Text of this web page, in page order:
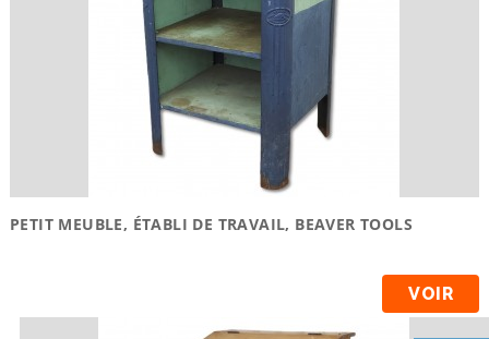
PETIT MEUBLE, ÉTABLI DE TRAVAIL, BEAVER TOOLS
VOIR